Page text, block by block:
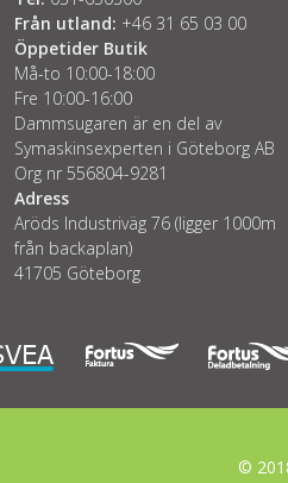
Från utland: +46 31 65 03 00
Öppetider Butik
Må-to 10:00-18:00
Fre 10:00-16:00
Dammsugaren är en del av
Symaskinsexperten i Göteborg AB
Org nr 556804-9281
Adress
Aröds Industriväg 76 (ligger 1000m
från backaplan)
41705 Göteborg
©